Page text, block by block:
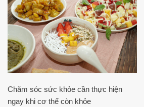
Chăm sóc sức khỏe cần thực hiện
ngay khi cơ thể còn khỏe